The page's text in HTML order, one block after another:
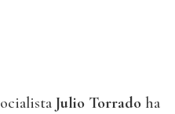
Julio Torrado ha